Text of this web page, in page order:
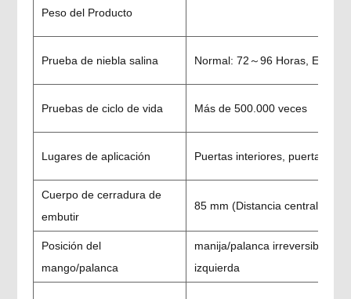
Peso del Producto
Prueba de niebla salina Normal: 72～96 Horas,
Pruebas de ciclo de vida Más de 500.000 veces
Lugares de aplicación Puertas interiores, puerta de
Cuerpo de cerradura de
embutir
85 mm (Distancia central) * 60
Posición del
mango/palanca
manija/palanca irreversible;
izquierda